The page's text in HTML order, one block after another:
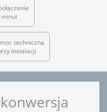
minut
techniczna
instalacji